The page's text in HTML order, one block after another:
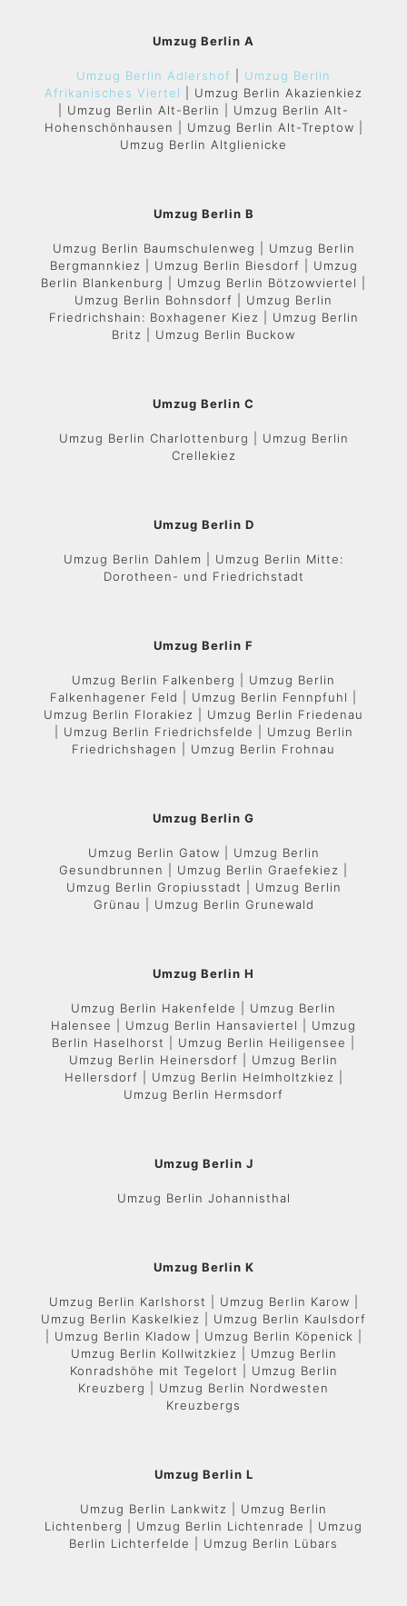
Umzug Berlin A
Umzug Berlin Adlershof
Umzug Berlin
Afrikanisches Viertel
| Umzug Berlin Akazienkiez
| Umzug Berlin Alt-Berlin | Umzug Berlin Alt-
Hohenschönhausen | Umzug Berlin Alt-Treptow |
Umzug Berlin Altglienicke
Umzug Berlin B
Umzug Berlin Baumschulenweg | Umzug Berlin
Bergmannkiez | Umzug Berlin Biesdorf | Umzug
Berlin Blankenburg | Umzug Berlin Bötzowviertel |
Umzug Berlin Bohnsdorf | Umzug Berlin
Friedrichshain: Boxhagener Kiez | Umzug Berlin
Britz | Umzug Berlin Buckow
Umzug Berlin C
Umzug Berlin Charlottenburg | Umzug Berlin
Crellekiez
Umzug Berlin D
Umzug Berlin Dahlem | Umzug Berlin Mitte:
Dorotheen- und Friedrichstadt
Umzug Berlin F
Umzug Berlin Falkenberg | Umzug Berlin
Falkenhagener Feld | Umzug Berlin Fennpfuhl |
Umzug Berlin Florakiez | Umzug Berlin Friedenau
| Umzug Berlin Friedrichsfelde | Umzug Berlin
Friedrichshagen | Umzug Berlin Frohnau
Umzug Berlin G
Umzug Berlin Gatow | Umzug Berlin
Gesundbrunnen | Umzug Berlin Graefekiez |
Umzug Berlin Gropiusstadt | Umzug Berlin
Grünau | Umzug Berlin Grunewald
Umzug Berlin H
Umzug Berlin Hakenfelde | Umzug Berlin
Halensee | Umzug Berlin Hansaviertel | Umzug
Berlin Haselhorst | Umzug Berlin Heiligensee |
Umzug Berlin Heinersdorf | Umzug Berlin
Hellersdorf | Umzug Berlin Helmholtzkiez |
Umzug Berlin Hermsdorf
Umzug Berlin J
Umzug Berlin Johannisthal
Umzug Berlin K
Umzug Berlin Karlshorst | Umzug Berlin Karow |
Umzug Berlin Kaskelkiez | Umzug Berlin Kaulsdorf
| Umzug Berlin Kladow | Umzug Berlin Köpenick |
Umzug Berlin Kollwitzkiez | Umzug Berlin
Konradshöhe mit Tegelort | Umzug Berlin
Kreuzberg | Umzug Berlin Nordwesten
Kreuzbergs
Umzug Berlin L
Umzug Berlin Lankwitz | Umzug Berlin
Lichtenberg | Umzug Berlin Lichtenrade | Umzug
Berlin Lichterfelde | Umzug Berlin Lübars